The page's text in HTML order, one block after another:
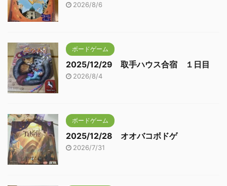
2026/8/6
ボードゲーム
2025/12/29 取手ハウス合宿 １日目
2026/8/4
ボードゲーム
2025/12/28 オオバコボドゲ
2026/7/31